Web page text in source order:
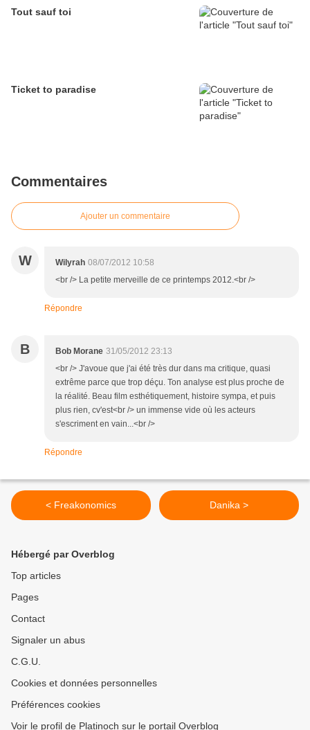
Tout sauf toi
Ticket to paradise
Commentaires
Ajouter un commentaire
W Wilyrah 08/07/2012 10:58
<br /> La petite merveille de ce printemps 2012.<br />
Répondre
B Bob Morane 31/05/2012 23:13
<br /> J'avoue que j'ai été très dur dans ma critique, quasi
extrême parce que trop déçu. Ton analyse est plus proche de
la réalité. Beau film esthétiquement, histoire sympa, et puis
plus rien, cv'est<br /> un immense vide où les acteurs
s'escriment en vain...<br />
Répondre
< Freakonomics Danika >
Hébergé par Overblog
Top articles
Pages
Contact
Signaler un abus
C.G.U.
Cookies et données personnelles
Préférences cookies
Voir le profil de Platinoch sur le portail Overblog